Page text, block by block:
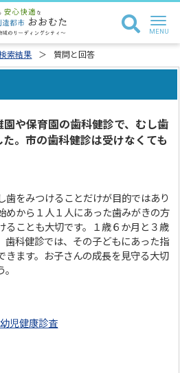
索結果 質問と回答
園や保育園の歯科健診で、むし歯
。市の歯科健診は受けなくても
歯をみつけることだけが目的ではあり
めから１人１人にあった歯みがきの方
ることも大切です。１歳６か月と３歳
歯科健診では、その子どもにあった指
きます。お子さんの成長を見守る大切
児健康診査